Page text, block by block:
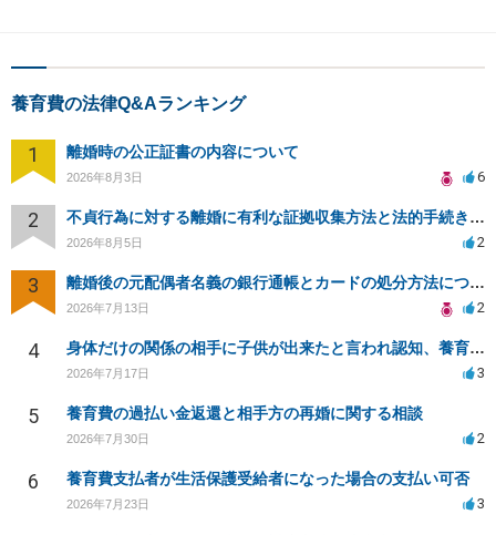
養育費の法律Q&Aランキング
1 離婚時の公正証書の内容について
2026年8月3日 6
2 不貞行為に対する離婚に有利な証拠収集方法と法的手続きについて
2026年8月5日 2
3 離婚後の元配偶者名義の銀行通帳とカードの処分方法について
2026年7月13日 2
4 身体だけの関係の相手に子供が出来たと言われ認知、養育費を要求されているが自身の子供か分からない
2026年7月17日 3
5 養育費の過払い金返還と相手方の再婚に関する相談
2026年7月30日 2
6 養育費支払者が生活保護受給者になった場合の支払い可否
2026年7月23日 3